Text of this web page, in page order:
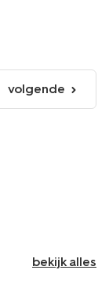
volgende
pagina
volgende
bekijk alles